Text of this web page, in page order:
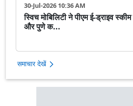
30-Jul-2026 10:36 AM
स्विच मोबिलिटी ने पीएम ई-ड्राइव
और पुणे क...
समाचार देखें